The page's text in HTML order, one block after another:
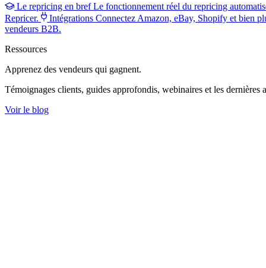
Le repricing en bref Le fonctionnement réel du repricing
Repricer.
Intégrations Connectez Amazon, eBay, Shopify et bien
vendeurs B2B.
Ressources
Apprenez des vendeurs qui gagnent.
Témoignages clients, guides approfondis, webinaires et les dernières
Voir le blog